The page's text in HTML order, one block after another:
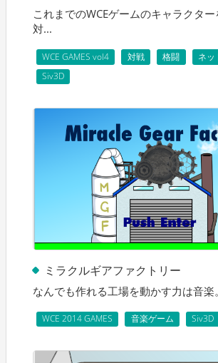
これまでのWCEゲームのキャラクタ
対...
WCE GAMES vol4 対戦 格闘
ネッ
Siv3D
ミラクルギアファクトリー
なんでも作れる工場を動かす力は音楽。
WCE 2014 GAMES 音楽ゲーム Siv3D